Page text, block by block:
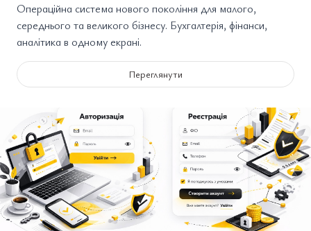
Операційна система нового покоління для малого,
середнього та великого бізнесу. Бухгалтерія, фінанси,
аналітика в одному екрані.
Переглянути